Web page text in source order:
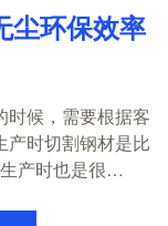
尘环保效率
时候，需要根据客
产时切割钢材是比
产时也是很…